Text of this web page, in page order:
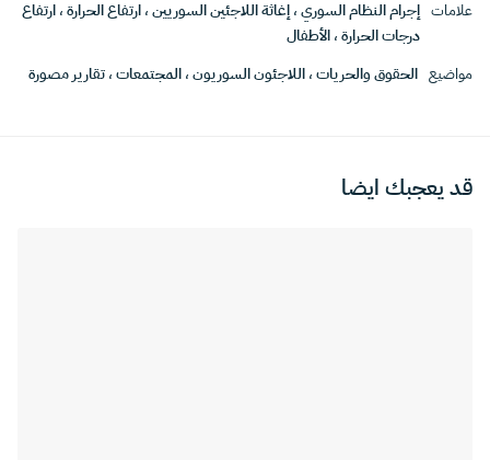
علامات إجرام النظام السوري،إغاثة اللاجئين السوريين،ارتفاع الحرارة،ارتفاع
درجات الحرارة،الأطفال
مواضيع الحقوق والحريات،اللاجئون السوريون،المجتمعات،تقارير مصورة
قد يعجبك ايضا